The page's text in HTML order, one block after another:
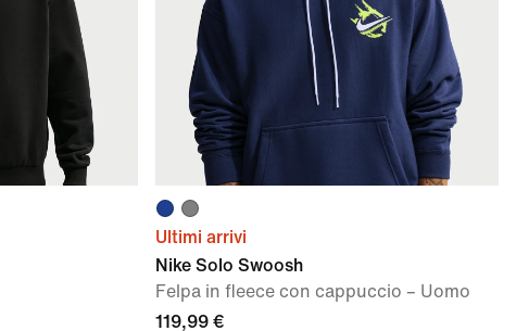
Ultimi arrivi
Nike Solo Swoosh
Felpa in fleece con cappuccio – Uomo
119,99 €